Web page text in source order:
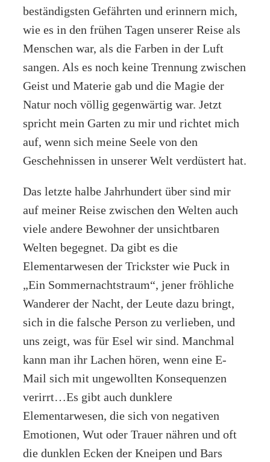
beständigsten Gefährten und erinnern mich,
wie es in den frühen Tagen unserer Reise als
Menschen war, als die Farben in der Luft
sangen. Als es noch keine Trennung zwischen
Geist und Materie gab und die Magie der
Natur noch völlig gegenwärtig war. Jetzt
spricht mein Garten zu mir und richtet mich
auf, wenn sich meine Seele von den
Geschehnissen in unserer Welt verdüstert hat.
Das letzte halbe Jahrhundert über sind mir
auf meiner Reise zwischen den Welten auch
viele andere Bewohner der unsichtbaren
Welten begegnet. Da gibt es die
Elementarwesen der Trickster wie Puck in
„Ein Sommernachtstraum“, jener fröhliche
Wanderer der Nacht, der Leute dazu bringt,
sich in die falsche Person zu verlieben, und
uns zeigt, was für Esel wir sind. Manchmal
kann man ihr Lachen hören, wenn eine E-
Mail sich mit ungewollten Konsequenzen
verirrt…Es gibt auch dunklere
Elementarwesen, die sich von negativen
Emotionen, Wut oder Trauer nähren und oft
die dunklen Ecken der Kneipen und Bars